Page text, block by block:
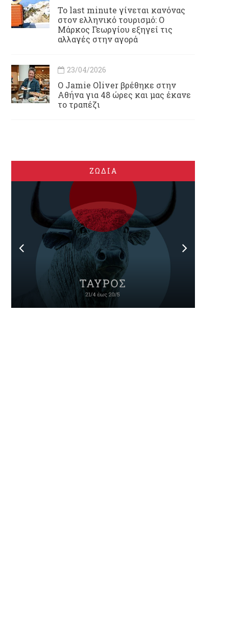
Το last minute γίνεται κανόνας
στον ελληνικό τουρισμό: Ο
Μάρκος Γεωργίου εξηγεί τις
αλλαγές στην αγορά
23/04/2026
Ο Jamie Oliver βρέθηκε στην
Αθήνα για 48 ώρες και μας έκανε
το τραπέζι
ΖΩΔΙΑ